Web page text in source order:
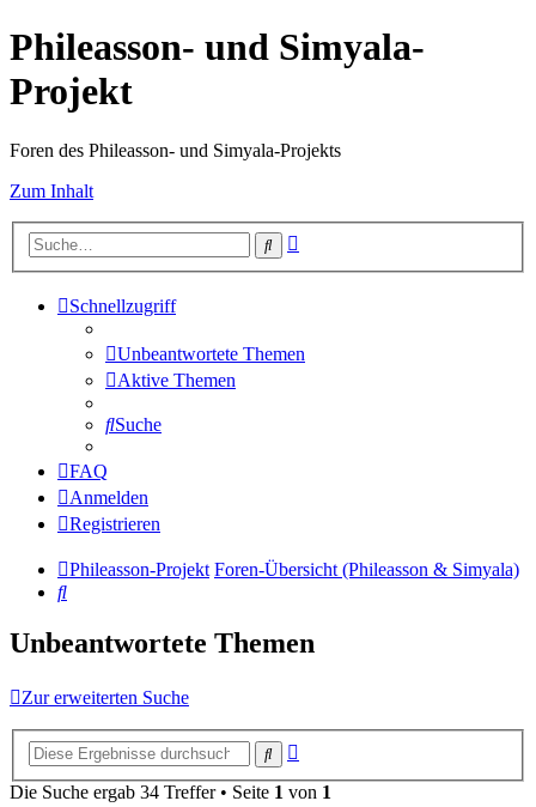
Phileasson- und Simyala-
Projekt
Foren des Phileasson- und Simyala-Projekts
Zum Inhalt
Suche
Schnellzugriff
Unbeantwortete Themen
Aktive Themen
Suche
FAQ
Anmelden
Registrieren
Phileasson-Projekt Foren-Übersicht (Phileasson & Simyala)
Suche
Unbeantwortete Themen
Zur erweiterten Suche
Suche
Die Suche ergab 34 Treffer • Seite 1 von 1